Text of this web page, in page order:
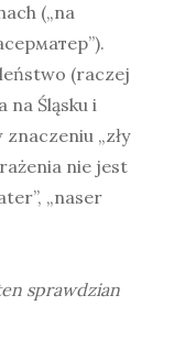
(„na
(raczej
na Śląsku i
„zły
nie jest
„naser
sprawdzian